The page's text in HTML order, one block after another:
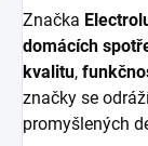
Značka
domácích
kvalitu,
značky se
promyšlených